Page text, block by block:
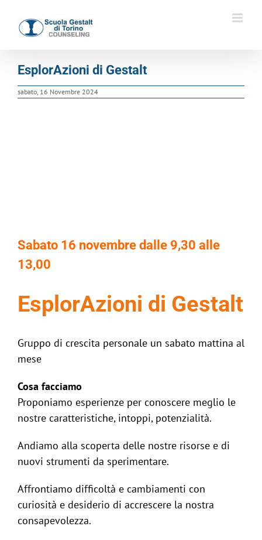
contenuto
EsplorAzioni di Gestalt
sabato, 16 Novembre 2024
Sabato 16 novembre dalle 9,30 alle
13,00
EsplorAzioni di Gestalt
Gruppo di crescita personale un sabato mattina al
mese
Cosa facciamo
Proponiamo esperienze per conoscere meglio le
nostre caratteristiche, intoppi, potenzialità.
Andiamo alla scoperta delle nostre risorse e di
nuovi strumenti da sperimentare.
Affrontiamo difficoltà e cambiamenti con
curiosità e desiderio di accrescere la nostra
consapevolezza.